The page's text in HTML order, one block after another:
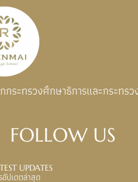
กระทรวงศึกษาธิการและกระทร
FOLLOW US
UPDATES
ปเดตล่าสุด